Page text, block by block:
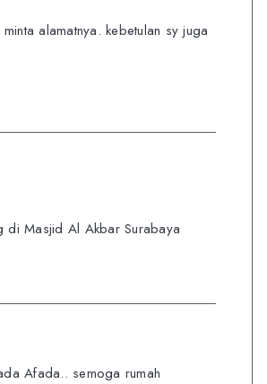
alamatnya. kebetulan sy juga
di Masjid Al Akbar Surabaya
Afada.. semoga rumah